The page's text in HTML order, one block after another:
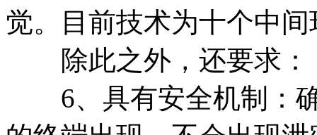
觉。目前技术为十个中
除此之外，还要求：
6、具有安全机制：确